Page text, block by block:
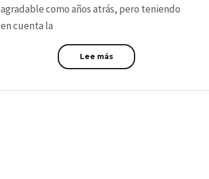
agradable como años atrás, pero teniendo
en cuenta la
Lee más